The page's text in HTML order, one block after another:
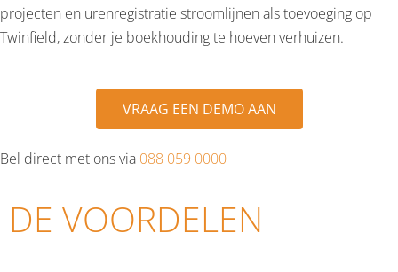
projecten en urenregistratie stroomlijnen als toevoeging op
Twinfield, zonder je boekhouding te hoeven verhuizen.
VRAAG EEN DEMO AAN
Bel direct met ons via 088 059 0000
DE VOORDELEN